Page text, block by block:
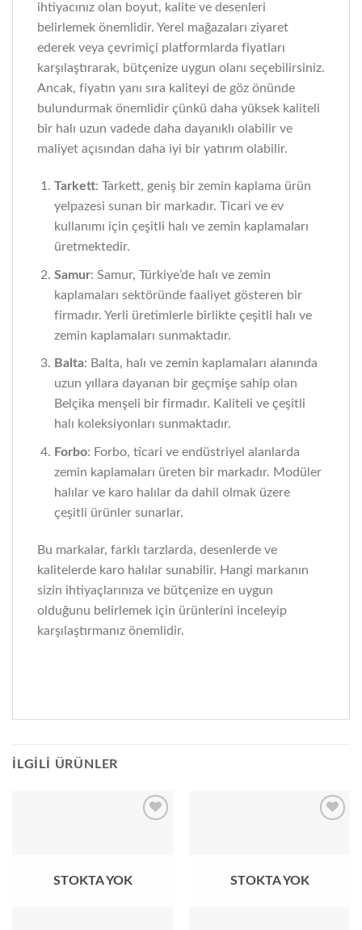
ihtiyacınız olan boyut, kalite ve desenleri
belirlemek önemlidir. Yerel mağazaları ziyaret
ederek veya çevrimiçi platformlarda fiyatları
karşılaştırarak, bütçenize uygun olanı seçebilirsiniz.
Ancak, fiyatın yanı sıra kaliteyi de göz önünde
bulundurmak önemlidir çünkü daha yüksek kaliteli
bir halı uzun vadede daha dayanıklı olabilir ve
maliyet açısından daha iyi bir yatırım olabilir.
Tarkett: Tarkett, geniş bir zemin kaplama ürün
yelpazesi sunan bir markadır. Ticari ve ev
kullanımı için çeşitli halı ve zemin kaplamaları
üretmektedir.
Samur: Samur, Türkiye’de halı ve zemin
kaplamaları sektöründe faaliyet gösteren bir
firmadır. Yerli üretimlerle birlikte çeşitli halı ve
zemin kaplamaları sunmaktadır.
Balta: Balta, halı ve zemin kaplamaları alanında
uzun yıllara dayanan bir geçmişe sahip olan
Belçika menşeli bir firmadır. Kaliteli ve çeşitli
halı koleksiyonları sunmaktadır.
Forbo: Forbo, ticari ve endüstriyel alanlarda
zemin kaplamaları üreten bir markadır. Modüler
halılar ve karo halılar da dahil olmak üzere
çeşitli ürünler sunarlar.
Bu markalar, farklı tarzlarda, desenlerde ve
kalitelerde karo halılar sunabilir. Hangi markanın
sizin ihtiyaçlarınıza ve bütçenize en uygun
olduğunu belirlemek için ürünlerini inceleyip
karşılaştırmanız önemlidir.
İLGILI ÜRÜNLER
STOKTA YOK STOKTA YOK